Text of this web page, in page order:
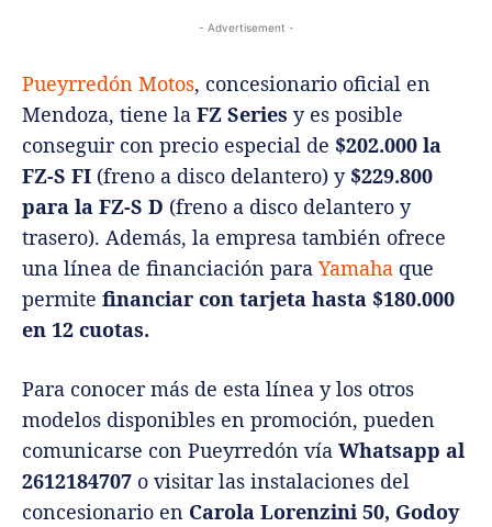
- Advertisement -
Pueyrredón Motos, concesionario oficial en
Mendoza, tiene la FZ Series y es posible
conseguir con precio especial de $202.000 la
FZ-S FI (freno a disco delantero) y $229.800
para la FZ-S D (freno a disco delantero y
trasero). Además, la empresa también ofrece
una línea de financiación para Yamaha que
permite financiar con tarjeta hasta $180.000
en 12 cuotas.
Para conocer más de esta línea y los otros
modelos disponibles en promoción, pueden
comunicarse con Pueyrredón vía Whatsapp al
2612184707 o visitar las instalaciones del
concesionario en Carola Lorenzini 50, Godoy